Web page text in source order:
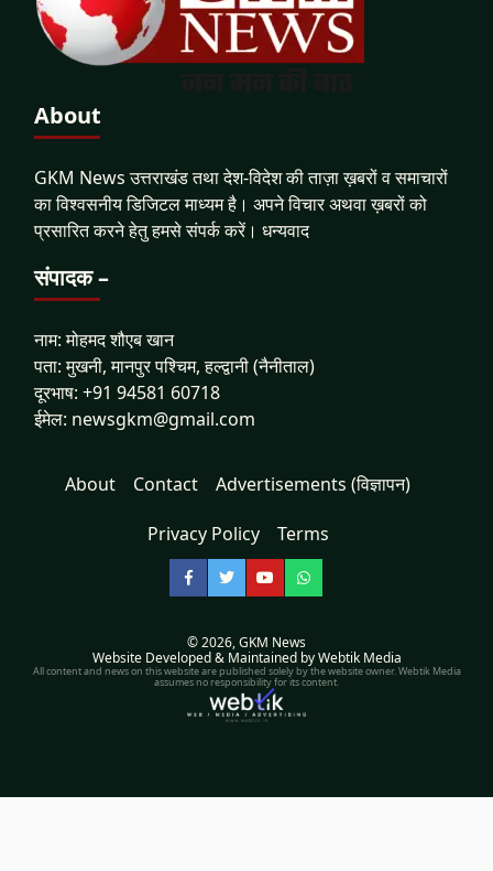
About
GKM News उत्तराखंड तथा देश-विदेश की ताज़ा ख़बरों व समाचारों
का विश्वसनीय डिजिटल माध्यम है। अपने विचार अथवा ख़बरों को
प्रसारित करने हेतु हमसे संपर्क करें। धन्यवाद
संपादक –
नाम: मोहमद शौएब खान
पता: मुखनी, मानपुर पश्चिम, हल्द्वानी (नैनीताल)
दूरभाष: +91 94581 60718
ईमेल: newsgkm@gmail.com
About Contact Advertisements (विज्ञापन)
Privacy Policy Terms
Facebook
TwitterYouTubeWhatsApp
© 2026,GKM News
Website Developed & Maintained by Webtik Media
All content and news on this website are published solely by the website owner. Webtik Media
assumes no responsibility for its content.